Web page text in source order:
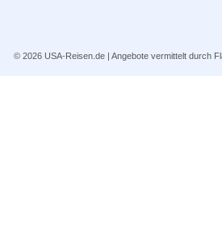
© 2026 USA-Reisen.de | Angebote vermittelt durch